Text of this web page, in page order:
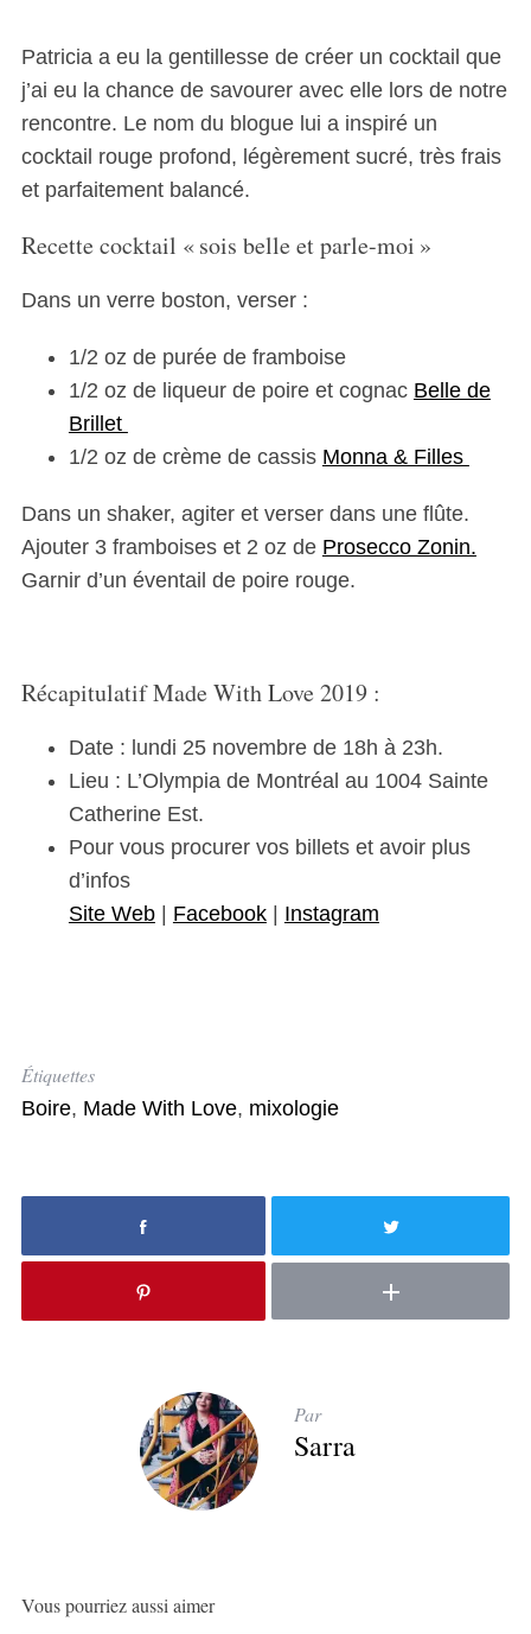
Patricia a eu la gentillesse de créer un cocktail que
j’ai eu la chance de savourer avec elle lors de notre
rencontre. Le nom du blogue lui a inspiré un
cocktail rouge profond, légèrement sucré, très frais
et parfaitement balancé.
Recette cocktail « sois belle et parle-moi »
Dans un verre boston, verser :
1/2 oz de purée de framboise
1/2 oz de liqueur de poire et cognac Belle de
Brillet
1/2 oz de crème de cassis Monna & Filles
Dans un shaker, agiter et verser dans une flûte.
Ajouter 3 framboises et 2 oz de Prosecco Zonin.
Garnir d’un éventail de poire rouge.
Récapitulatif Made With Love 2019 :
Date : lundi 25 novembre de 18h à 23h.
Lieu : L’Olympia de Montréal au 1004 Sainte
Catherine Est.
Pour vous procurer vos billets et avoir plus
d’infos
Site Web| Facebook| Instagram
Étiquettes
Boire, Made With Love, mixologie
Par
Sarra
Vous pourriez aussi aimer